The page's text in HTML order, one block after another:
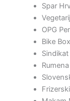
Spar
OPG
Bike
Rumena